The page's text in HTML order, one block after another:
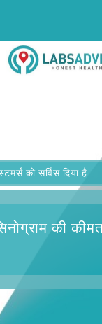
को सर्विस दिया है
की